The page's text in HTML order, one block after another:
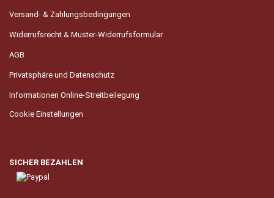
Versand- & Zahlungsbedingungen
Widerrufsrecht & Muster-Widerrufsformular
AGB
Privatsphäre und Datenschutz
Informationen Online-Streitbeilegung
Cookie Einstellungen
SICHER BEZAHLEN